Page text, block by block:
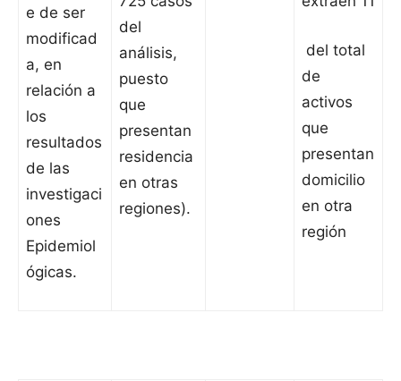
e de ser
modificad
a, en
relación a
los
resultados
de las
investigaci
ones
Epidemiol
ógicas.
del
análisis,
puesto
que
presentan
residencia
en otras
regiones).
del total
de
activos
que
presentan
domicilio
en otra
región